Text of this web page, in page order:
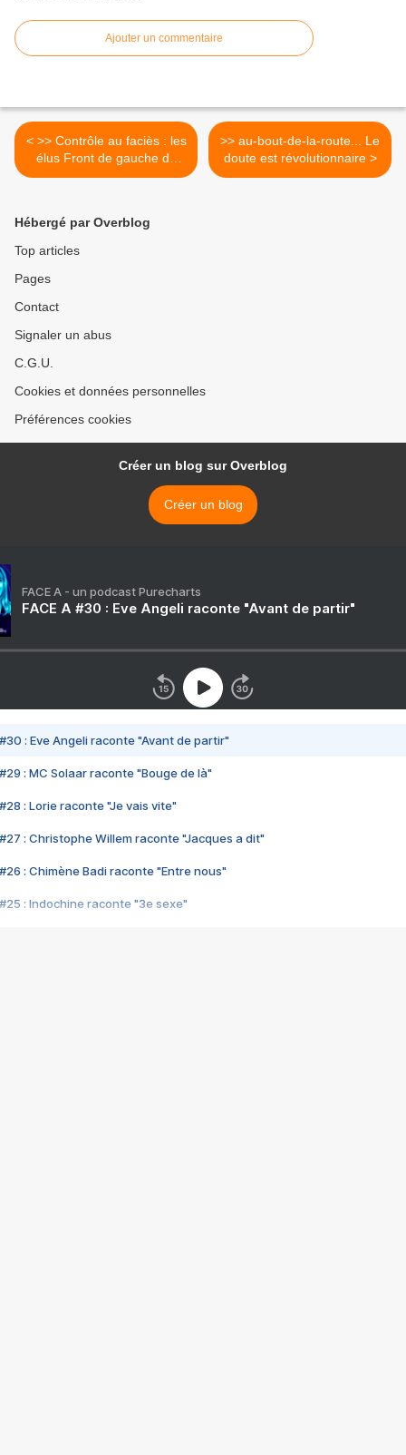
Ajouter un commentaire
< >> Contrôle au faciès : les
élus Front de gauche de
Paris à l’initiative
>> au-bout-de-la-route... Le
doute est révolutionnaire >
Hébergé par Overblog
Top articles
Pages
Contact
Signaler un abus
C.G.U.
Cookies et données personnelles
Préférences cookies
Créer un blog sur Overblog
Créer un blog
FACE A - un podcast Purecharts
FACE A #30 : Eve Angeli raconte "Avant de partir"
#30 : Eve Angeli raconte "Avant de partir"
#29 : MC Solaar raconte "Bouge de là"
#28 : Lorie raconte "Je vais vite"
#27 : Christophe Willem raconte "Jacques a dit"
#26 : Chimène Badi raconte "Entre nous"
#25 : Indochine raconte "3e sexe"